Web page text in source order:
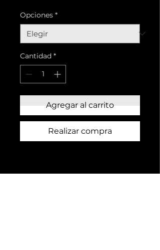
Opciones *
Cantidad *
Agregar al carrito
Realizar compra